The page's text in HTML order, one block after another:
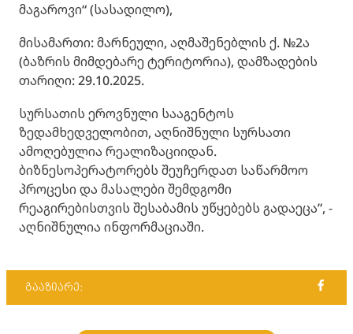
მაგაროვი“ (სასადილო),
მისამართი: მარნეული, აღმაშენებლის ქ. №2ა
(ბაზრის მიმდებარე ტერიტორია), დამზადების
თარიღი: 29.10.2025.
სურსათის ეროვნული სააგენტოს
ზედამხედველობით, აღნიშნული სურსათი
ამოღებულია რეალიზაციიდან.
ბიზნესოპერატორებს შეუჩერდათ საწარმოო
პროცესი და მასალები შემდგომი
რეაგირებისთვის შესაბამის უწყებებს გადაეცა”, -
აღნიშნულია ინფორმაციაში.
გააზიარე: